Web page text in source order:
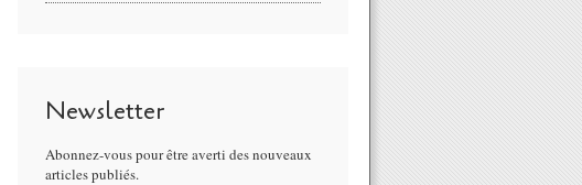
Newsletter
Abonnez-vous pour être averti des nouveaux
articles publiés.